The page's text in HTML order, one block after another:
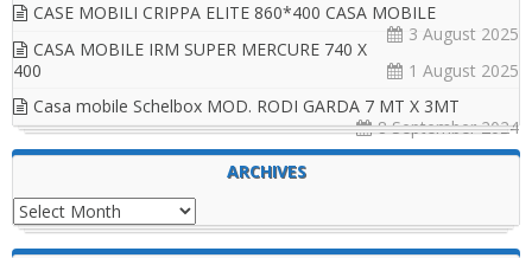
CASE MOBILI CRIPPA ELITE 860*400 CASA MOBILE
3 August 2025
CASA MOBILE IRM SUPER MERCURE 740 X
400
1 August 2025
Casa mobile Schelbox MOD. RODI GARDA 7 MT X 3MT
8 September 2024
ARCHIVES
Archives